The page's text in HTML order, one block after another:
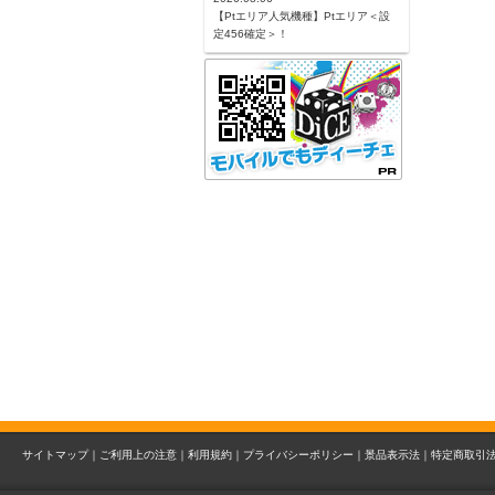
【Ptエリア人気機種】Ptエリア＜設
定456確定＞！
サイトマップ｜ ご利用上の注意｜ 利用規約｜ プライバシーポリシー｜ 景品表示法｜ 特定商取引